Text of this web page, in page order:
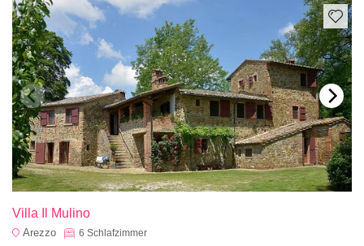
Villa Il Mulino
Arezzo 6 Schlafzimmer